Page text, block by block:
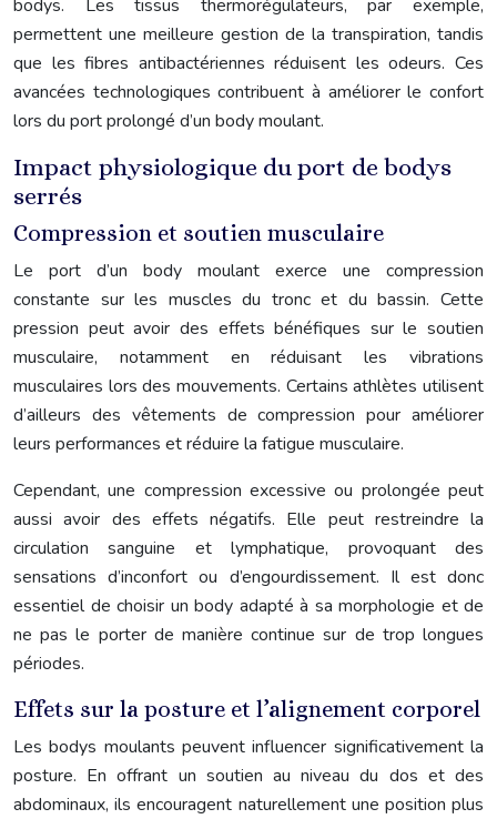
bodys. Les tissus thermorégulateurs, par exemple,
permettent une meilleure gestion de la transpiration, tandis
que les fibres antibactériennes réduisent les odeurs. Ces
avancées technologiques contribuent à améliorer le confort
lors du port prolongé d’un body moulant.
Impact physiologique du port de bodys
serrés
Compression et soutien musculaire
Le port d’un body moulant exerce une compression
constante sur les muscles du tronc et du bassin. Cette
pression peut avoir des effets bénéfiques sur le soutien
musculaire, notamment en réduisant les vibrations
musculaires lors des mouvements. Certains athlètes utilisent
d’ailleurs des vêtements de compression pour améliorer
leurs performances et réduire la fatigue musculaire.
Cependant, une compression excessive ou prolongée peut
aussi avoir des effets négatifs. Elle peut restreindre la
circulation sanguine et lymphatique, provoquant des
sensations d’inconfort ou d’engourdissement. Il est donc
essentiel de choisir un body adapté à sa morphologie et de
ne pas le porter de manière continue sur de trop longues
périodes.
Effets sur la posture et l’alignement corporel
Les bodys moulants peuvent influencer significativement la
posture. En offrant un soutien au niveau du dos et des
abdominaux, ils encouragent naturellement une position plus